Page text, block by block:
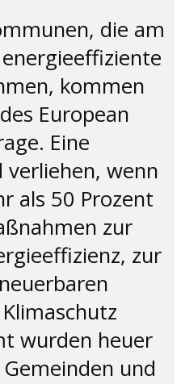
die am
kommen
European
Eine
verliehen, wenn
als 50 Prozent
zur
zur
wurden heuer
und